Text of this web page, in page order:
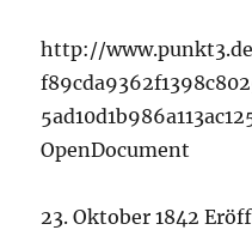
http://
OpenDocument
23. Oktober 1842